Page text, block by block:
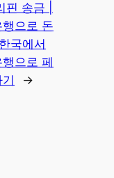
핀 송금 |
으로 돈
국에서
으로 페
→